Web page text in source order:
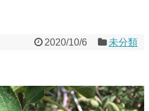
2020/10/6 未分類